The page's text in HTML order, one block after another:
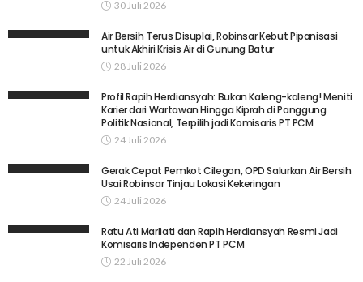
30 Juli 2026
Air Bersih Terus Disuplai, Robinsar Kebut Pipanisasi
untuk Akhiri Krisis Air di Gunung Batur
28 Juli 2026
Profil Rapih Herdiansyah: Bukan Kaleng-kaleng! Meniti
Karier dari Wartawan Hingga Kiprah di Panggung
Politik Nasional, Terpilih jadi Komisaris PT PCM
24 Juli 2026
Gerak Cepat Pemkot Cilegon, OPD Salurkan Air Bersih
Usai Robinsar Tinjau Lokasi Kekeringan
24 Juli 2026
Ratu Ati Marliati dan Rapih Herdiansyah Resmi Jadi
Komisaris Independen PT PCM
22 Juli 2026